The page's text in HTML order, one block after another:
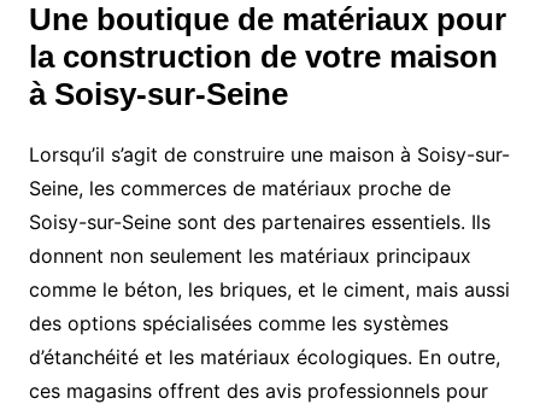
Une boutique de matériaux pour
la construction de votre maison
à Soisy-sur-Seine
Lorsqu’il s’agit de construire une maison à Soisy-sur-
Seine, les commerces de matériaux proche de
Soisy-sur-Seine sont des partenaires essentiels. Ils
donnent non seulement les matériaux principaux
comme le béton, les briques, et le ciment, mais aussi
des options spécialisées comme les systèmes
d’étanchéité et les matériaux écologiques. En outre,
ces magasins offrent des avis professionnels pour